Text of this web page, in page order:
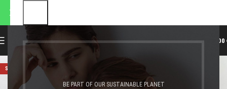
BE PART OF OUR SUSTAINABLE PLANET
MENU 0,00
SOLD OUT
θα